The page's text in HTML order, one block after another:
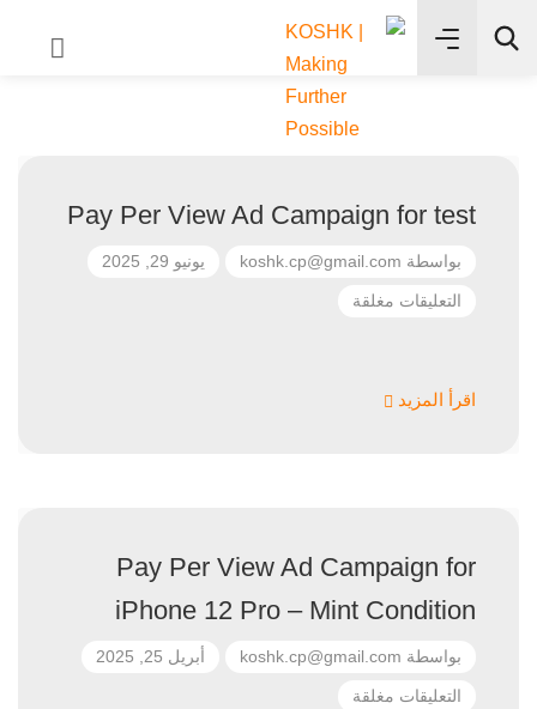
Pay Per View Ad Campaign for test
بواسطة koshk.cp@gmail.com يونيو 29, 2025
التعليقات مغلقة
اقرأ المزيد
Pay Per View Ad Campaign for
iPhone 12 Pro – Mint Condition
بواسطة koshk.cp@gmail.com أبريل 25, 2025
التعليقات مغلقة